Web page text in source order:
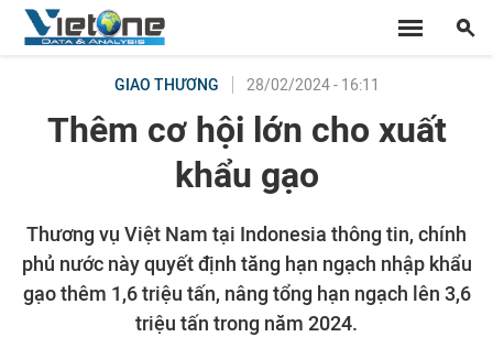
GIAO THƯƠNG 28/02/2024 - 16:11
Thêm cơ hội lớn cho xuất
khẩu gạo
Thương vụ Việt Nam tại Indonesia thông tin, chính
phủ nước này quyết định tăng hạn ngạch nhập khẩu
gạo thêm 1,6 triệu tấn, nâng tổng hạn ngạch lên 3,6
triệu tấn trong năm 2024.